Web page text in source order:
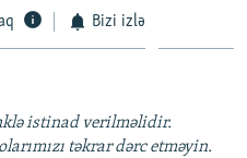
Bizi izlə
istinad verilməlidir.
təkrar dərc etməyin.